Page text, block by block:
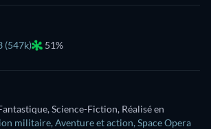
(547k) 51%
Science-Fiction, Réalisé en
militaire, Aventure et action, Space Opera